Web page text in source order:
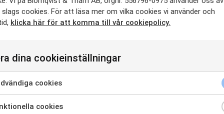
cookies. För att läsa mer om vilka cookies vi använder och
klicka här för att komma till vår cookiepolicy.
dina cookieinställningar
cookies
cookies